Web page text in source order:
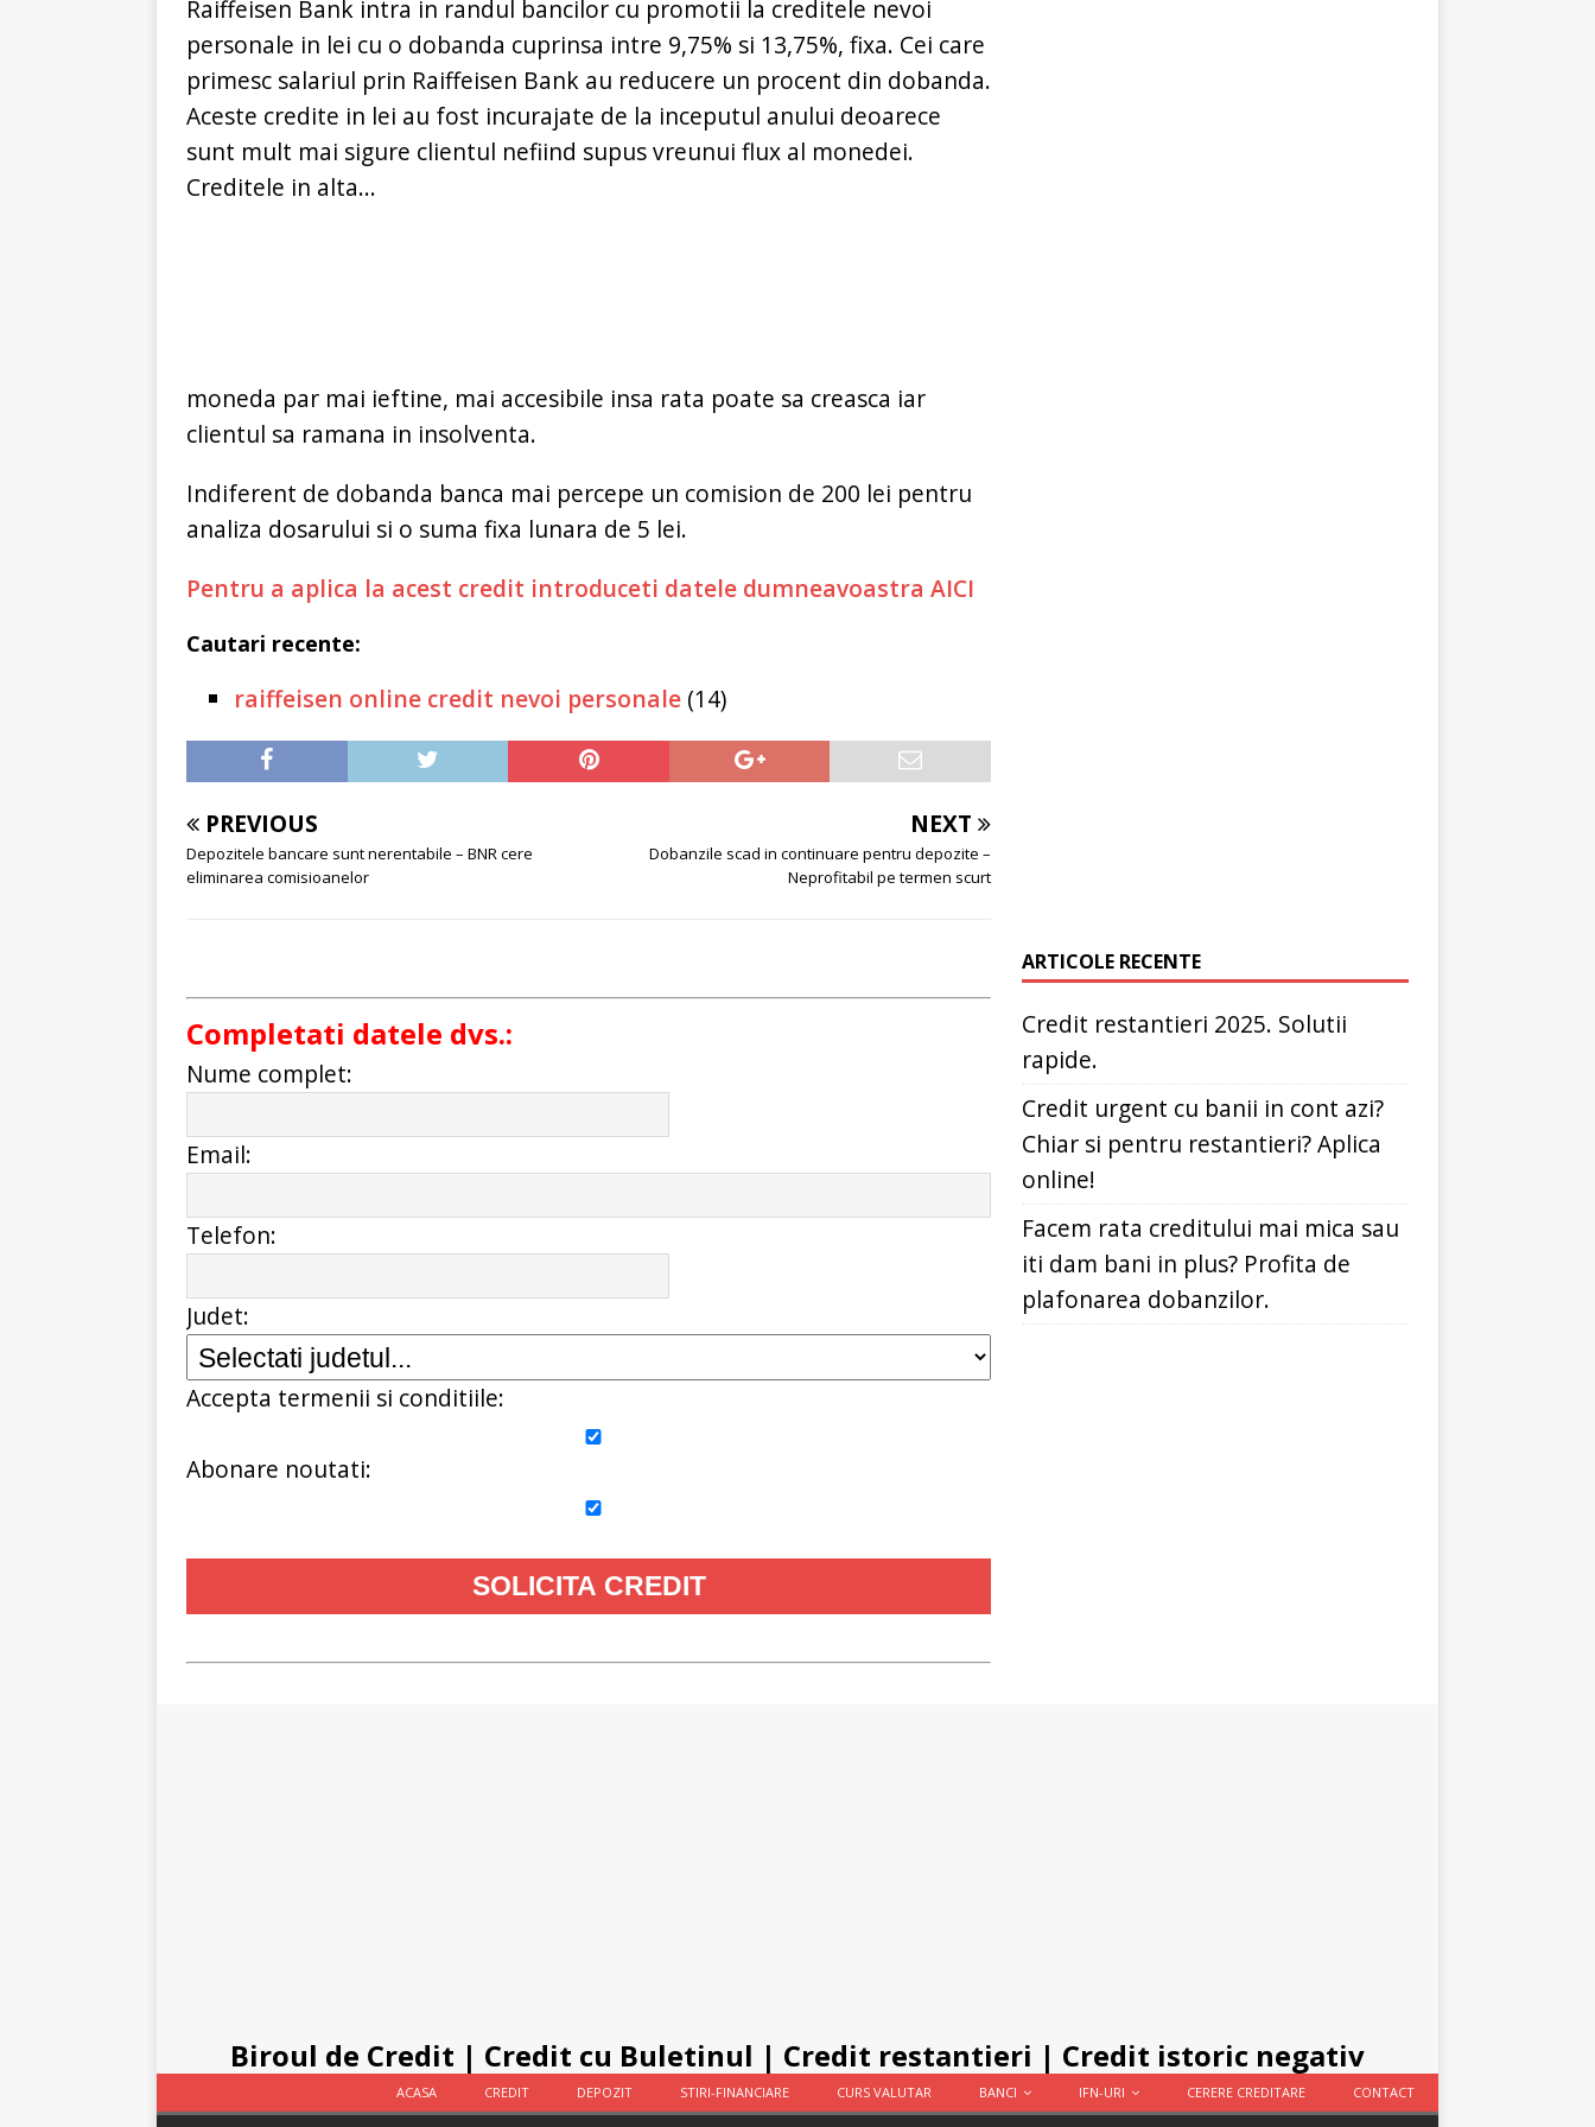
Raiffeisen Bank intra in randul bancilor cu promotii la creditele nevoi
personale in lei cu o dobanda cuprinsa intre 9,75% si 13,75%, fixa. Cei care
primesc salariul prin Raiffeisen Bank au reducere un procent din dobanda.
Aceste credite in lei au fost incurajate de la inceputul anului deoarece
sunt mult mai sigure clientul nefiind supus vreunui flux al monedei.
Creditele in alta...
moneda par mai ieftine, mai accesibile insa rata poate sa creasca iar
clientul sa ramana in insolventa.
Indiferent de dobanda banca mai percepe un comision de 200 lei pentru
analiza dosarului si o suma fixa lunara de 5 lei.
Pentru a aplica la acest credit introduceti datele dumneavoastra AICI
Cautari recente:
raiffeisen online credit nevoi personale (14)
PREVIOUS
Depozitele bancare sunt nerentabile – BNR cere
eliminarea comisioanelor
NEXT
Dobanzile scad in continuare pentru depozite –
Neprofitabil pe termen scurt
Completati datele dvs.:
Nume complet:
Email:
Telefon:
Judet:
Accepta termenii si conditiile:
Abonare noutati:
ARTICOLE RECENTE
Credit restantieri 2025. Solutii
rapide.
Credit urgent cu banii in cont azi?
Chiar si pentru restantieri? Aplica
online!
Facem rata creditului mai mica sau
iti dam bani in plus? Profita de
plafonarea dobanzilor.
Biroul de Credit | Credit cu Buletinul | Credit restantieri | Credit istoric negativ
ACASA CREDIT DEPOZIT STIRI-FINANCIARE CURS VALUTAR BANCI IFN-URI CERERE CREDITARE CONTACT